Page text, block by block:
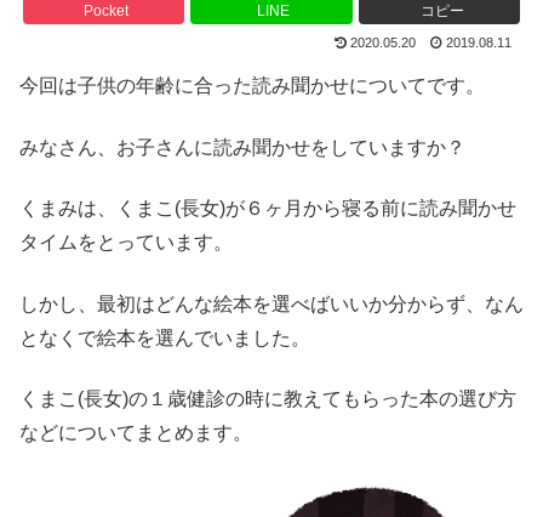
Pocket LINE コピー
2020.05.20 2019.08.11
今回は子供の年齢に合った読み聞かせについてです。
みなさん、お子さんに読み聞かせをしていますか？
くまみは、くまこ(長女)が６ヶ月から寝る前に読み聞かせ
タイムをとっています。
しかし、最初はどんな絵本を選べばいいか分からず、なん
となくで絵本を選んでいました。
くまこ(長女)の１歳健診の時に教えてもらった本の選び方
などについてまとめます。